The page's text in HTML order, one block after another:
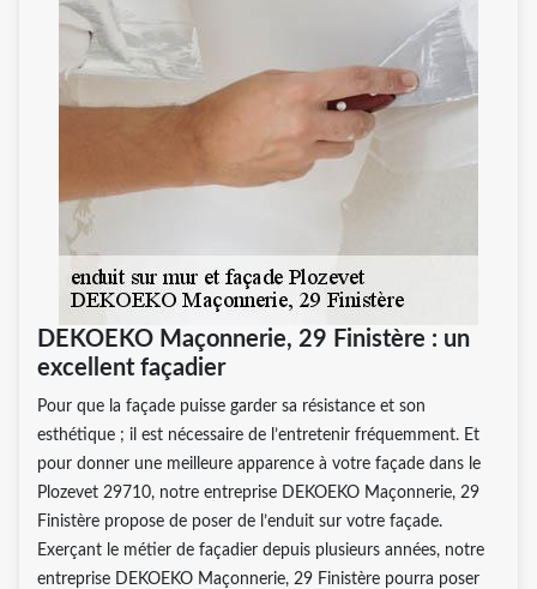
DEKOEKO Maçonnerie, 29 Finistère : un
excellent façadier
Pour que la façade puisse garder sa résistance et son
esthétique ; il est nécessaire de l’entretenir fréquemment. Et
pour donner une meilleure apparence à votre façade dans le
Plozevet 29710, notre entreprise DEKOEKO Maçonnerie, 29
Finistère propose de poser de l’enduit sur votre façade.
Exerçant le métier de façadier depuis plusieurs années, notre
entreprise DEKOEKO Maçonnerie, 29 Finistère pourra poser